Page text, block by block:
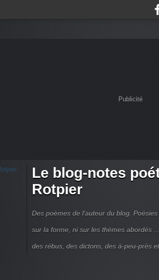
Publicité
Le blog-notes
Rotpier
Des poèmes de l'auteur du blog.
sur la forme, ni sur les thèmes abordés
des rébus, des dictons, des à-peu-près